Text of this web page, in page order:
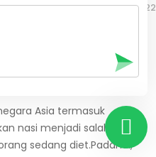
December 29, 2022
Sedang Diet
Asia termasuk
nasi menjadi salah satu
sedang diet.Padahal,